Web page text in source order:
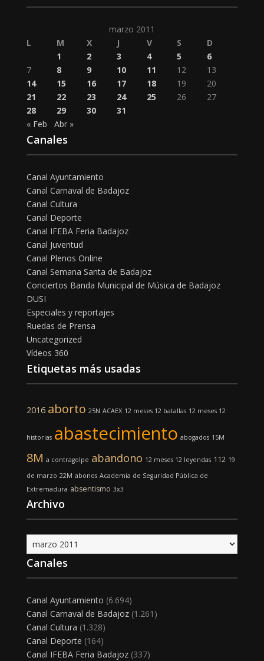
marzo 2011
L
M X J V S
D
1
2 3 4 5
6
7
8 9 10 11 12
13
14
15 16 17 18 19
20
21
22 23 24 25 26
27
28
29 30
31
« Feb
Abr »
Canales
Canal Ayuntamiento
Canal Carnaval de Badajoz
Canal Cultura
Canal Deporte
Canal IFEBA Feria Badajoz
Canal Juventud
Canal Plenos Online
Canal Semana Santa de Badajoz
Conciertos Banda Municipal de Música de Badajoz
DUSI
Especiales y reportajes
Ruedas de Prensa
Uncategorized
Vídeos 360
Etiquetas más usadas
2016 aborto 25N ACAEX 12 meses 12 batallas 12 meses 12
historias abastecimiento abogados 15M
8M a contragolpe abandono 12 meses 12 leyendas 112 19
de marzo 22M abonos Academia de Seguridad Pública de
Extremadura absentismo 3x3
Archivo
Archivo
Canales
Canal Ayuntamiento (6.694)
Canal Carnaval de Badajoz(1.261)
Canal Cultura (1.328)
Canal Deporte (164)
Canal IFEBA Feria Badajoz(337)